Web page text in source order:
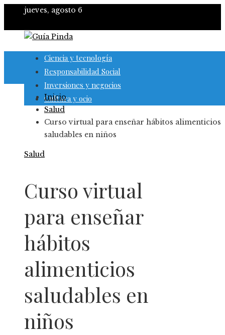
jueves, agosto 6
Ciencia y tecnología
Responsabilidad Social
Inversiones y negocios
Cultura y ocio
Inicio
Salud
Curso virtual para enseñar hábitos alimenticios
saludables en niños
Salud
Curso virtual
para enseñar
hábitos
alimenticios
saludables en
niños